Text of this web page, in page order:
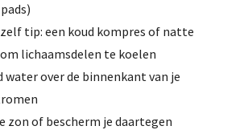
tip: een koud kompres of natte
lichaamsdelen te koelen
water over de binnenkant van je
zon of bescherm je daartegen